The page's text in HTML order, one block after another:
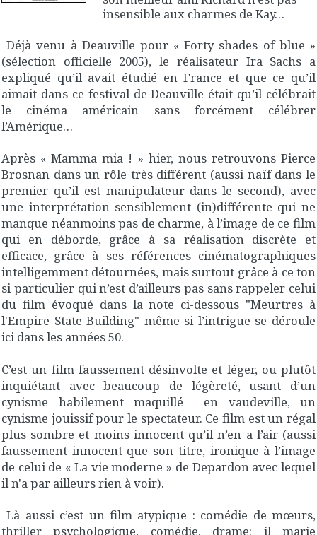
insensible aux charmes de Kay…
Déjà venu à Deauville pour « Forty shades of blue »
(sélection officielle 2005), le réalisateur Ira Sachs a
expliqué qu’il avait étudié en France et que ce qu’il
aimait dans ce festival de Deauville était qu’il célébrait
le cinéma américain sans forcément célébrer
l’Amérique…
Après « Mamma mia ! » hier, nous retrouvons Pierce
Brosnan dans un rôle très différent (aussi naïf dans le
premier qu’il est manipulateur dans le second), avec
une interprétation sensiblement (in)différente qui ne
manque néanmoins pas de charme, à l’image de ce film
qui en déborde, grâce à sa réalisation discrète et
efficace, grâce à ses références cinématographiques
intelligemment détournées, mais surtout grâce à ce ton
si particulier qui n’est d’ailleurs pas sans rappeler celui
du film évoqué dans la note ci-dessous "Meurtres à
l'Empire State Building" même si l’intrigue se déroule
ici dans les années 50.
C’est un film faussement désinvolte et léger, ou plutôt
inquiétant avec beaucoup de légèreté, usant d’un
cynisme habilement maquillé en vaudeville, un
cynisme jouissif pour le spectateur. Ce film est un régal
plus sombre et moins innocent qu’il n’en a l’air (aussi
faussement innocent que son titre, ironique à l’image
de celui de « La vie moderne » de Depardon avec lequel
il n'a par ailleurs rien à voir).
Là aussi c’est un film atypique : comédie de mœurs,
thriller psychologique, comédie, drame: il marie